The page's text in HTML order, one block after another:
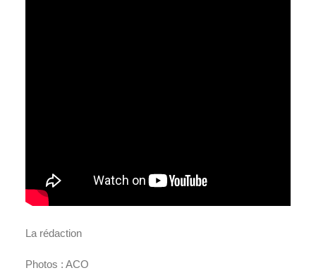
La rédaction
Photos : ACO